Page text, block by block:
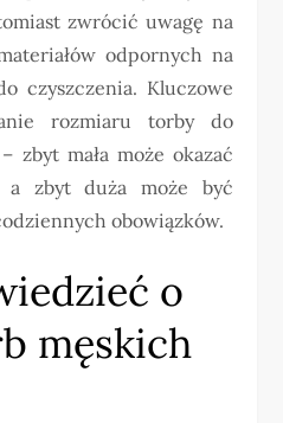
zwrócić uwagę na
odpornych na
czyszczenia. Kluczowe
rozmiaru torby do
zbyt mała może okazać
a zbyt duża może być
obowiązków.
o
męskich